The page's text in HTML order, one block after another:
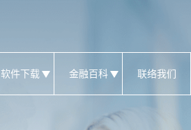
软件下载 金融百科 联络我们